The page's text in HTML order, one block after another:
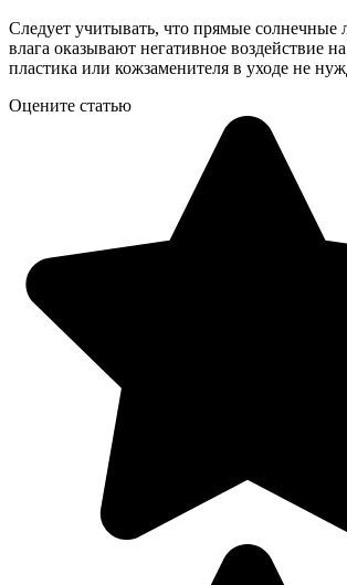
Следует учитывать, что прямые солнечные
влага оказывают негативное воздействие
пластика или кожзаменителя в уходе не
Оцените статью